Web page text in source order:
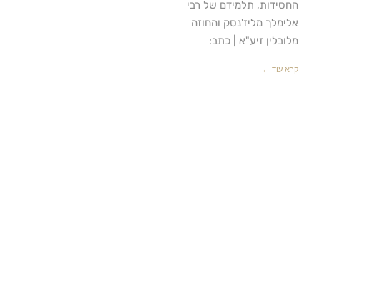
החסידות, תלמידם של רבי
אלימלך מליז'נסק והחוזה
מלובלין זיע"א | כתב:
קרא עוד ←